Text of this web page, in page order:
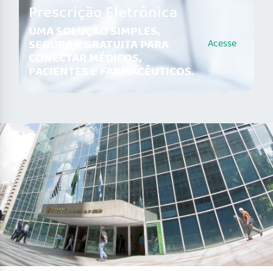
Prescrição Eletrônica
UMA SOLUÇÃO SIMPLES,
SEGURA E GRATUITA PARA
CONECTAR MÉDICOS,
PACIENTES E FARMACÊUTICOS.
Acesse